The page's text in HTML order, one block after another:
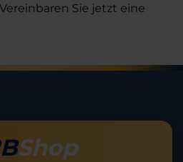
Sie jetzt eine
Shop